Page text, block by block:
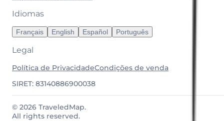
Idiomas
Français English Español Português
Legal
Política de PrivacidadeCondições de venda
SIRET: 83140886900038
© 2026 TraveledMap.
All rights reserved.